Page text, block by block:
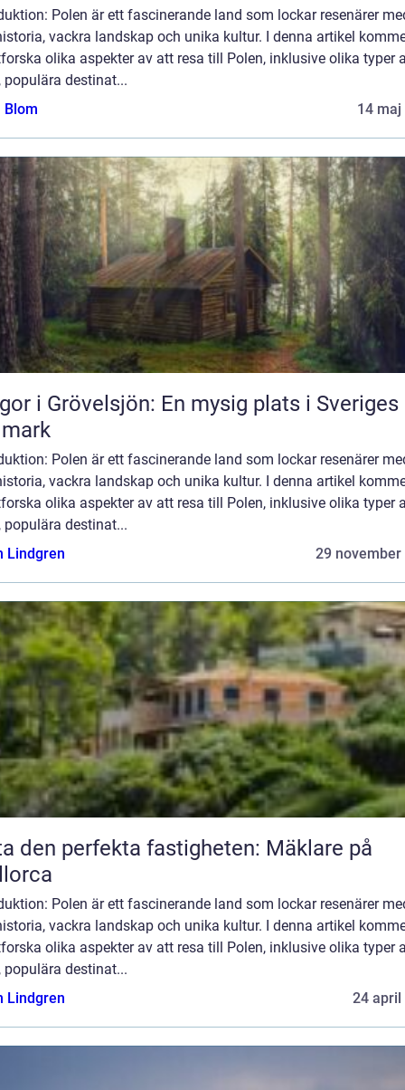
Polen är ett fascinerande land som lockar resenärer
vackra landskap och unika kultur. I denna artikel
olika aspekter av att resa till Polen, inklusive olika typer
populära destinat...
Blom
14 maj
i Grövelsjön: En mysig plats i Sveriges
Polen är ett fascinerande land som lockar resenärer
vackra landskap och unika kultur. I denna artikel
olika aspekter av att resa till Polen, inklusive olika typer
populära destinat...
Lindgren
29 november
den perfekta fastigheten: Mäklare på
Polen är ett fascinerande land som lockar resenärer
vackra landskap och unika kultur. I denna artikel
olika aspekter av att resa till Polen, inklusive olika typer
populära destinat...
Lindgren
24 april